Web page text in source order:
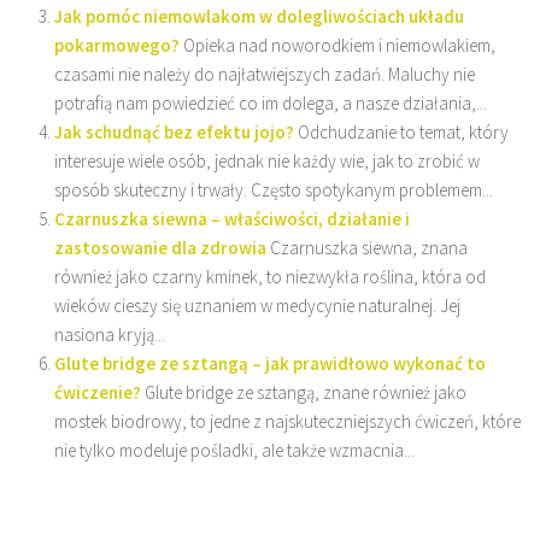
Jak pomóc niemowlakom w dolegliwościach układu
pokarmowego? Opieka nad noworodkiem i niemowlakiem,
czasami nie należy do najłatwiejszych zadań. Maluchy nie
potrafią nam powiedzieć co im dolega, a nasze działania,...
Jak schudnąć bez efektu jojo? Odchudzanie to temat, który
interesuje wiele osób, jednak nie każdy wie, jak to zrobić w
sposób skuteczny i trwały. Często spotykanym problemem...
Czarnuszka siewna – właściwości, działanie i
zastosowanie dla zdrowia Czarnuszka siewna, znana
również jako czarny kminek, to niezwykła roślina, która od
wieków cieszy się uznaniem w medycynie naturalnej. Jej
nasiona kryją...
Glute bridge ze sztangą – jak prawidłowo wykonać to
ćwiczenie? Glute bridge ze sztangą, znane również jako
mostek biodrowy, to jedne z najskuteczniejszych ćwiczeń, które
nie tylko modeluje pośladki, ale także wzmacnia...